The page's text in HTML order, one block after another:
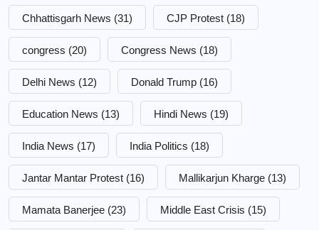
Chhattisgarh News (31) CJP Protest (18)
congress (20) Congress News (18)
Delhi News (12) Donald Trump (16)
Education News (13) Hindi News (19)
India News (17) India Politics (18)
Jantar Mantar Protest (16) Mallikarjun Kharge (13)
Mamata Banerjee (23) Middle East Crisis (15)